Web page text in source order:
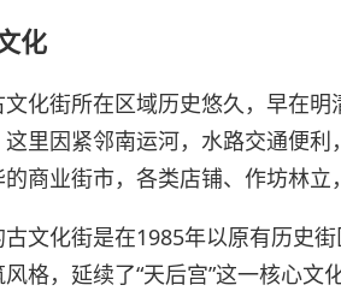
化
化街所在区域历史悠久，早在明
这里因紧邻南运河，水路交通便
商业街市，各类店铺、作坊林立
文化街是在1985年以原有历史
格，延续了“天后宫”这一核心